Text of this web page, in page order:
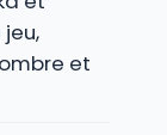
et